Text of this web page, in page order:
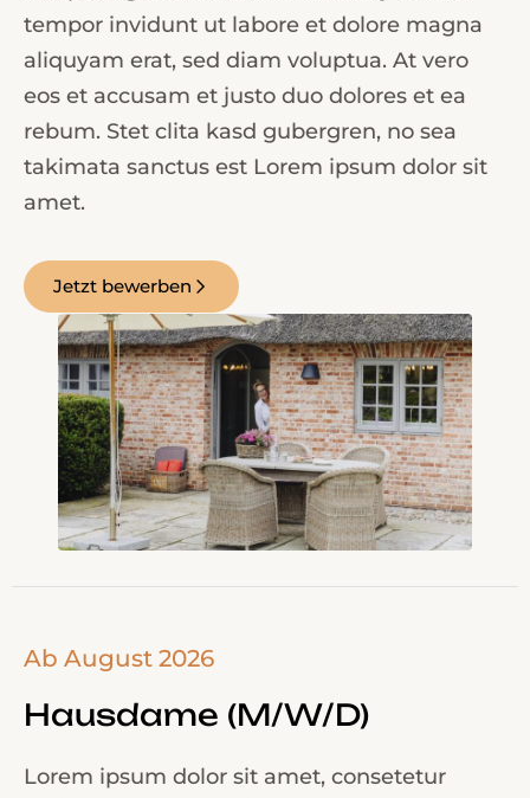
tempor invidunt ut labore et dolore magna
aliquyam erat, sed diam voluptua. At vero
eos et accusam et justo duo dolores et ea
rebum. Stet clita kasd gubergren, no sea
takimata sanctus est Lorem ipsum dolor sit
amet.
Jetzt bewerben
Ab August 2026
Hausdame (M/W/D)
Lorem ipsum dolor sit amet, consetetur